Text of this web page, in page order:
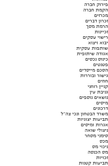
פירוק חברה
הקמת חברה
מכרזים
זכרון דברים
הרמת מסך
זכיינות
רישוי עסקים
יבוא ויצוא
שותפות עסקית
אגודה שיתופית
כינוס נכסים
פטנטים
הסכם מייסדים
גישור ובוררות
חוזים
קניין רוחני
גניבת עין
נושאים נוספים
מיסים
דרכונים
משרד הבטחון ונכי צה"ל
תביעות יצוגיות
אגרות ומיסים
ניצולי שואה
סימני מסחר
מכס
ניכוי מס
מס הכנסה
זכויות
תביעות קטנות